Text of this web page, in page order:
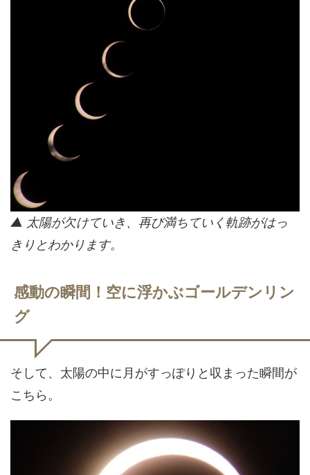
▲ 太陽が欠けていき、再び満ちていく軌跡がはっ
きりとわかります。
感動の瞬間！空に浮かぶゴールデンリン
グ
そして、太陽の中に月がすっぽりと収まった瞬間が
こちら。